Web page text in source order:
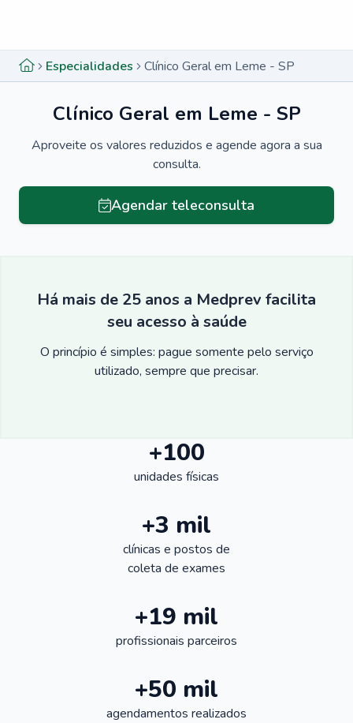
Especialidades Clínico Geral em Leme - SP
Clínico Geral em Leme - SP
Aproveite os valores reduzidos e agende agora a sua
consulta.
Agendar teleconsulta
Há mais de 25 anos a Medprev facilita
seu acesso à saúde
O princípio é simples: pague somente pelo serviço
utilizado, sempre que precisar.
+100
unidades físicas
+3 mil
clínicas e postos de
coleta de exames
+19 mil
profissionais parceiros
+50 mil
agendamentos realizados